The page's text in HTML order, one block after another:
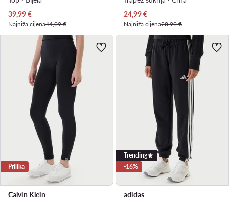
Trenutna cijena
39,99€
Najniža cijena44,99 €
Trenutna cijena
24,99€
Najniža cijena28,99 €
Prilika
Calvin Klein
Trending
-16%
adidas